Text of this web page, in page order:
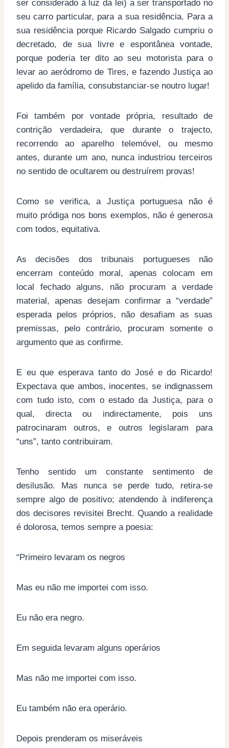
ser considerado à luz da lei) a ser transportado no
seu carro particular, para a sua residência. Para a
sua residência porque Ricardo Salgado cumpriu o
decretado, de sua livre e espontânea vontade,
porque poderia ter dito ao seu motorista para o
levar ao aeródromo de Tires, e fazendo Justiça ao
apelido da família, consubstanciar-se noutro lugar!
Foi também por vontade própria, resultado de
contrição verdadeira, que durante o trajecto,
recorrendo ao aparelho telemóvel, ou mesmo
antes, durante um ano, nunca industriou terceiros
no sentido de ocultarem ou destruírem provas!
Como se verifica, a Justiça portuguesa não é
muito pródiga nos bons exemplos, não é generosa
com todos, equitativa.
As decisões dos tribunais portugueses não
encerram conteúdo moral, apenas colocam em
local fechado alguns, não procuram a verdade
material, apenas desejam confirmar a “verdade”
esperada pelos próprios, não desafiam as suas
premissas, pelo contrário, procuram somente o
argumento que as confirme.
E eu que esperava tanto do José e do Ricardo!
Expectava que ambos, inocentes, se indignassem
com tudo isto, com o estado da Justiça, para o
qual, directa ou indirectamente, pois uns
patrocinaram outros, e outros legislaram para
“uns”, tanto contribuiram.
Tenho sentido um constante sentimento de
desilusão. Mas nunca se perde tudo, retira-se
sempre algo de positivo; atendendo à indiferença
dos decisores revisitei Brecht. Quando a realidade
é dolorosa, temos sempre a poesia:
“Primeiro levaram os negros
Mas eu não me importei com isso.
Eu não era negro.
Em seguida levaram alguns operários
Mas não me importei com isso.
Eu também não era operário.
Depois prenderam os miseráveis